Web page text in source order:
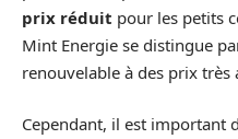
prix réduit pour les petits
Mint Energie se distingue
renouvelable à des prix très
Cependant, il est important